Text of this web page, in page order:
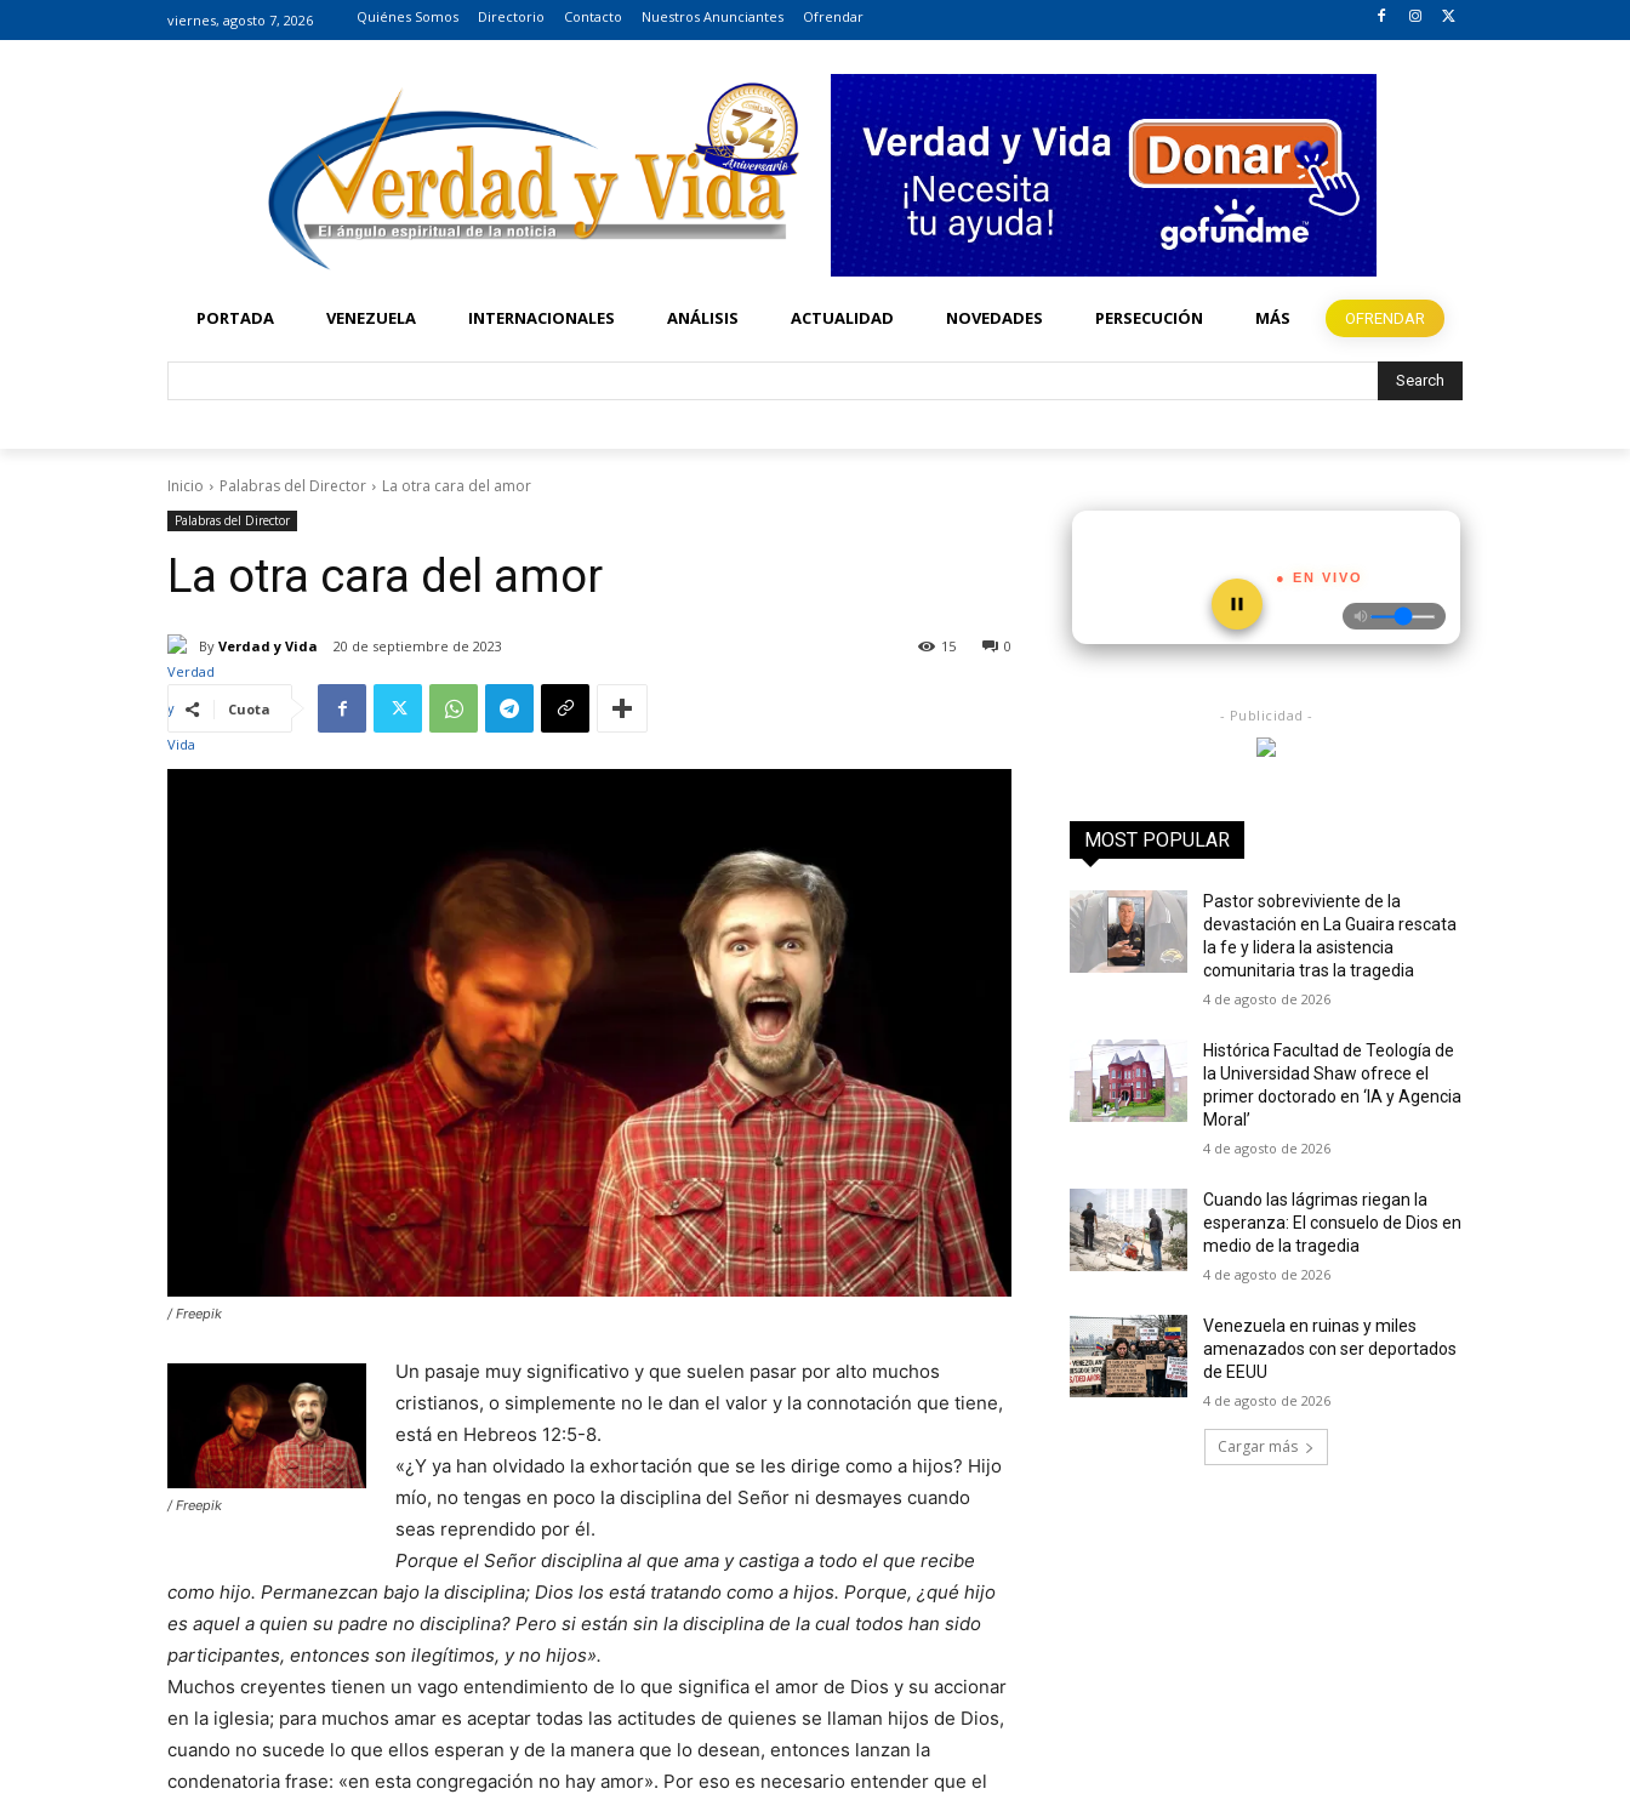
viernes, agosto 7, 2026 Quiénes Somos Directorio Contacto Nuestros Anunciantes Ofrendar
PORTADA VENEZUELA INTERNACIONALES ANÁLISIS ACTUALIDAD NOVEDADES PERSECUCIÓN MÁS OFRENDAR
Search
Inicio Palabras del Director La otra cara del amor
Palabras del Director
La otra cara del amor
By Verdad y Vida 20 de septiembre de 2023 0
15
Cuota
/ Freepik
/ Freepik
Un pasaje muy significativo y que suelen pasar por alto muchos
cristianos, o simplemente no le dan el valor y la connotación que tiene,
está en Hebreos 12:5-8.
«¿Y ya han olvidado la exhortación que se les dirige como a hijos? Hijo
mío, no tengas en poco la disciplina del Señor ni desmayes cuando
seas reprendido por él.
Porque el Señor disciplina al que ama y castiga a todo el que recibe
como hijo. Permanezcan bajo la disciplina; Dios los está tratando como a hijos. Porque, ¿qué hijo
es aquel a quien su padre no disciplina? Pero si están sin la disciplina de la cual todos han sido
participantes, entonces son ilegítimos, y no hijos».
Muchos creyentes tienen un vago entendimiento de lo que significa el amor de Dios y su accionar
en la iglesia; para muchos amar es aceptar todas las actitudes de quienes se llaman hijos de Dios,
cuando no sucede lo que ellos esperan y de la manera que lo desean, entonces lanzan la
condenatoria frase: «en esta congregación no hay amor». Por eso es necesario entender que el
● EN VIVO
- Publicidad -
MOST POPULAR
Pastor sobreviviente de la
devastación en La Guaira rescata
la fe y lidera la asistencia
comunitaria tras la tragedia
4 de agosto de 2026
Histórica Facultad de Teología de
la Universidad Shaw ofrece el
primer doctorado en ‘IA y Agencia
Moral’
4 de agosto de 2026
Cuando las lágrimas riegan la
esperanza: El consuelo de Dios en
medio de la tragedia
4 de agosto de 2026
Venezuela en ruinas y miles
amenazados con ser deportados
de EEUU
4 de agosto de 2026
Cargar más